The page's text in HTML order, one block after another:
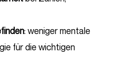
: weniger mentale
für die wichtigen